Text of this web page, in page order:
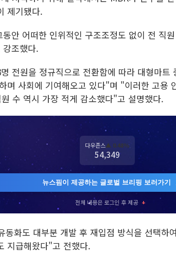
제기됐다.
안 어떠한 인위적인 구조조정도 없이 전 직
조했다.
전원을 정규직으로 전환함에 따라 대형마
며 사회에 기여해오고 있다"며 "이러한 고용
수 역시 가장 적게 감소했다"고 설명했다.
다우존스▲ 0.48%
54,349
뉴스핌이 제공하는 글로벌 브리핑 보러가기
전체 내용은 로그인 후 제공 +
화도 대부분 개발 후 재입점 방식을 선택
지급해왔다"고 전했다.